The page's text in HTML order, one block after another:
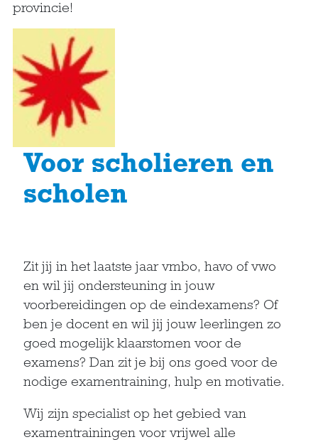
provincie!
Voor scholieren en
scholen
Zit jij in het laatste jaar vmbo, havo of vwo
en wil jij ondersteuning in jouw
voorbereidingen op de eindexamens? Of
ben je docent en wil jij jouw leerlingen zo
goed mogelijk klaarstomen voor de
examens? Dan zit je bij ons goed voor de
nodige examentraining, hulp en motivatie.
Wij zijn specialist op het gebied van
examentrainingen voor vrijwel alle